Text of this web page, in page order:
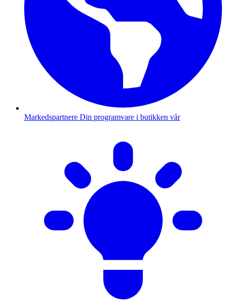
Markedspartnere Din programvare i butikken vår